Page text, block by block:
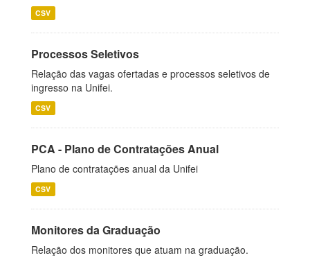
CSV
Processos Seletivos
Relação das vagas ofertadas e processos seletivos de
ingresso na Unifei.
CSV
PCA - Plano de Contratações Anual
Plano de contratações anual da Unifei
CSV
Monitores da Graduação
Relação dos monitores que atuam na graduação.